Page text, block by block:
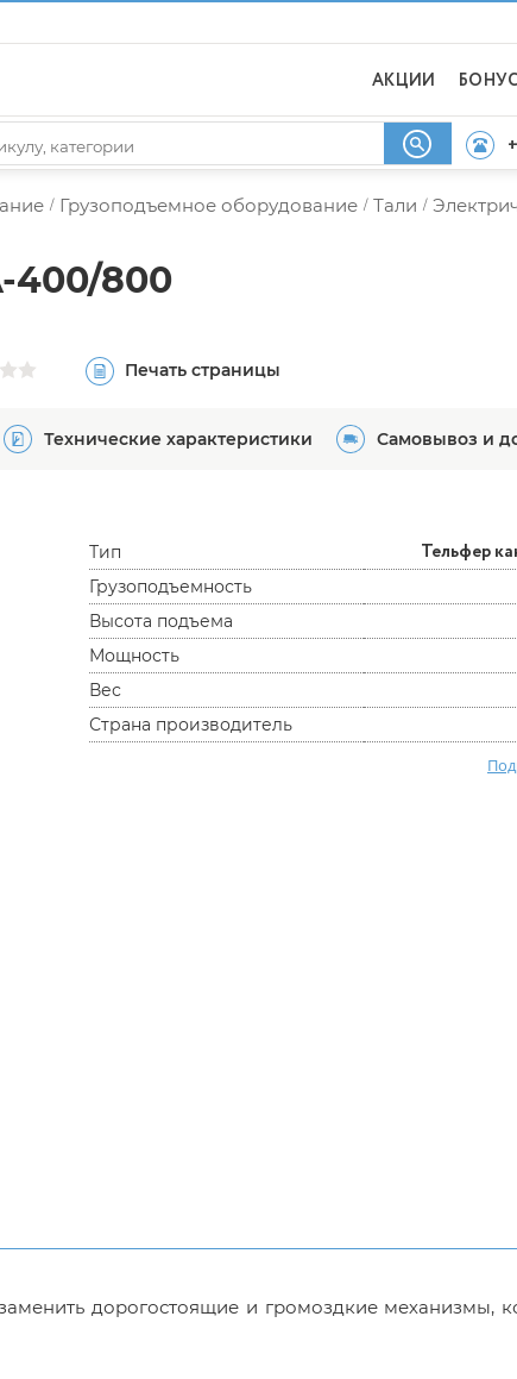
АКЦИИ
/ Грузоподъемное оборудование / Тали /
400/800
Печать страницы
Технические характеристики Самовывоз и
Тип Тельфер
Грузоподъемность
Высота подъема
Мощность
Вес
Страна производитель
дорогостоящие и громоздкие механизмы,